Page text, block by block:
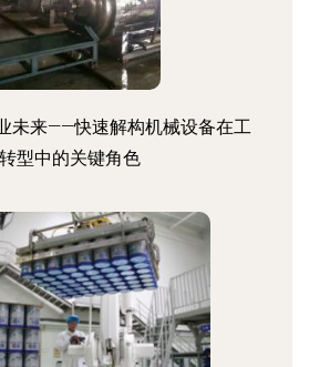
未来——快速解构机械设备在工
型中的关键角色